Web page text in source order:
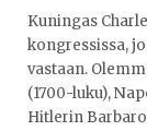
Kuningas
kongressissa,
vastaan.
(1700-luku),
Hitlerin